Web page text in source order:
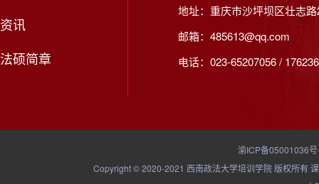
资讯
法硕简章
地址：重庆市沙坪坝区壮志
邮箱：485613@qq.com
电话：023-65207056 /
渝ICP备05001036
Copyright © 2020-2021 西南政法大学培训学院 版权所有